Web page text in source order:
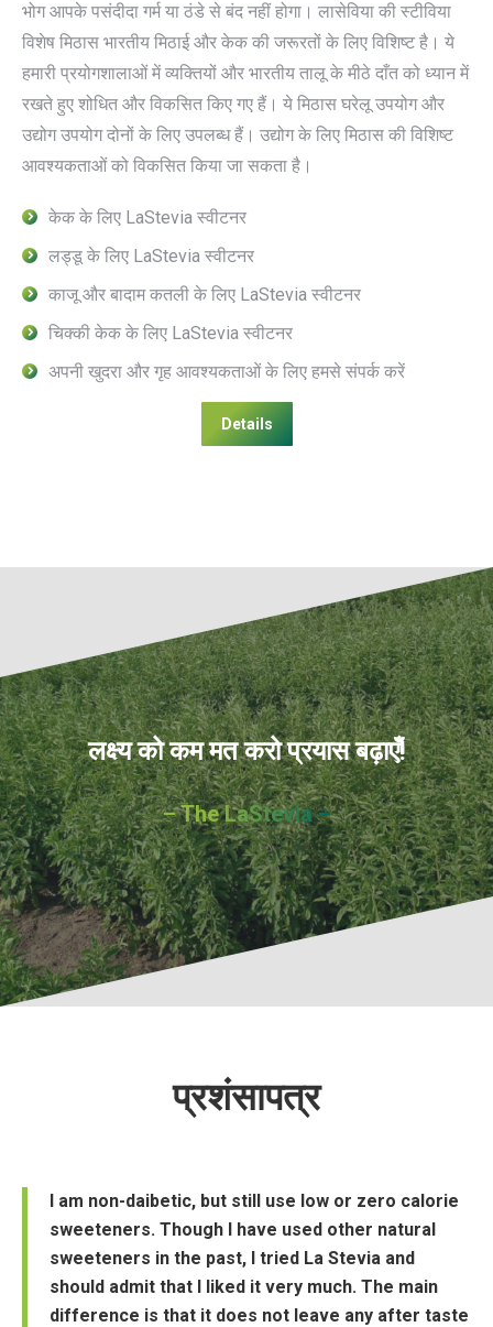
भोग आपके पसंदीदा गर्म या ठंडे से बंद नहीं होगा। लासेविया की स्टीविया
विशेष मिठास भारतीय मिठाई और केक की जरूरतों के लिए विशिष्ट है। ये
हमारी प्रयोगशालाओं में व्यक्तियों और भारतीय तालू के मीठे दाँत को ध्यान में
रखते हुए शोधित और विकसित किए गए हैं। ये मिठास घरेलू उपयोग और
उद्योग उपयोग दोनों के लिए उपलब्ध हैं। उद्योग के लिए मिठास की विशिष्ट
आवश्यकताओं को विकसित किया जा सकता है।
केक के लिए LaStevia स्वीटनर
लड्डू के लिए LaStevia स्वीटनर
काजू और बादाम कतली के लिए LaStevia स्वीटनर
चिक्की केक के लिए LaStevia स्वीटनर
अपनी खुदरा और गृह आवश्यकताओं के लिए हमसे संपर्क करें
Details
लक्ष्य को कम मत करो प्रयास बढ़ाएँ!
– The LaStevia –
प्रशंसापत्र
I am non-daibetic, but still use low or zero calorie
sweeteners. Though I have used other natural
sweeteners in the past, I tried La Stevia and
should admit that I liked it very much. The main
difference is that it does not leave any after taste